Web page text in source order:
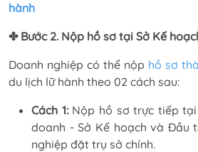
hành
✤ Bước 2. Nộp hồ sơ tại Sở Kế
Doanh nghiệp có thể nộp hồ sơ
du lịch lữ hành theo 02 cách sau:
Cách 1:Nộp hồ sơ trực tiếp
doanh - Sở Kế hoạch và Đầu
nghiệp đặt trụ sở chính.